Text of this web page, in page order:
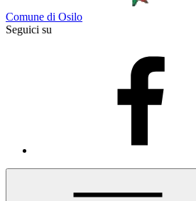
Comune di Osilo
Seguici su